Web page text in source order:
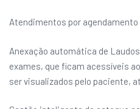
Atendimentos por agendamento
Anexação automática de
exames, que ficam acessíveis
ser visualizados pelo paciente,